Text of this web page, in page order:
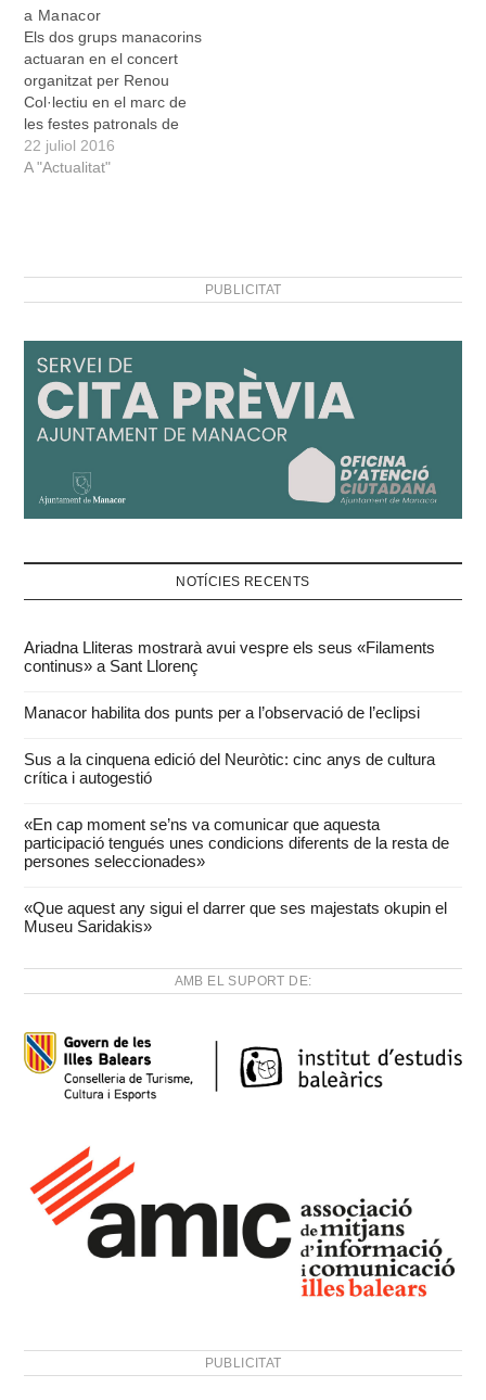
concert hi col·laboraven
una desena de grups, així
com diferents…
a Manacor
Els dos grups manacorins
actuaran en el concert
organitzat per Renou
Col·lectiu en el marc de
les festes patronals de
Sant Jaume. La cita serà
el diumenge 24 de juliol, a
comú…
22 juliol 2016
A "Actualitat"
PUBLICITAT
NOTÍCIES RECENTS
Ariadna Lliteras mostrarà avui vespre els seus «Filaments
continus» a Sant Llorenç
Manacor habilita dos punts per a l’observació de l’eclipsi
Sus a la cinquena edició del Neuròtic: cinc anys de cultura
crítica i autogestió
«En cap moment se’ns va comunicar que aquesta
participació tengués unes condicions diferents de la resta de
persones seleccionades»
«Que aquest any sigui el darrer que ses majestats okupin el
Museu Saridakis»
AMB EL SUPORT DE:
PUBLICITAT